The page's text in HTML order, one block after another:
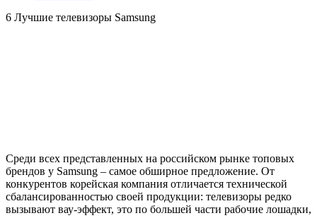
6 Лучшие телевизоры Samsung
Среди всех представленных на российском рынке топовых
брендов у Samsung – самое обширное предложение. От
конкурентов корейская компания отличается технической
сбалансированностью своей продукции: телевизоры редко
вызывают вау-эффект, это по большей части рабочие лошадки,